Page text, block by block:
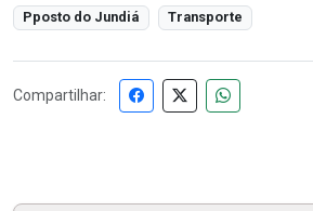
Pposto do Jundiá Transporte
Compartilhar: